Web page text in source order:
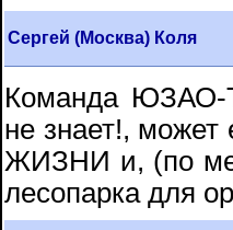
Сергей (Москва) Коля
Команда ЮЗАО-
не знает!,
ЖИЗНИ и, (по
лесопарка для